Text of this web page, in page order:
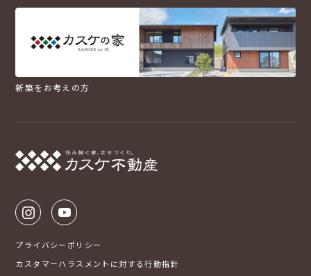
新築をお考えの方
プライバシーポリシー
カスタマーハラスメントに対する行動指針